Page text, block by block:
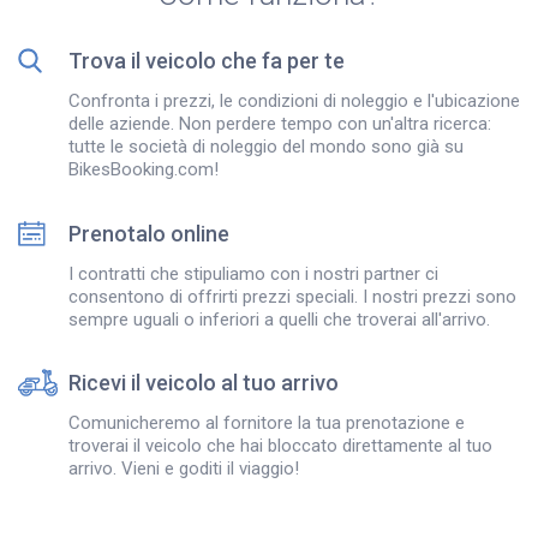
Trova il veicolo che fa per te
Confronta i prezzi, le condizioni di noleggio e l'ubicazione
delle aziende. Non perdere tempo con un'altra ricerca:
tutte le società di noleggio del mondo sono già su
BikesBooking.com!
Prenotalo online
I contratti che stipuliamo con i nostri partner ci
consentono di offrirti prezzi speciali. I nostri prezzi sono
sempre uguali o inferiori a quelli che troverai all'arrivo.
Ricevi il veicolo al tuo arrivo
Comunicheremo al fornitore la tua prenotazione e
troverai il veicolo che hai bloccato direttamente al tuo
arrivo. Vieni e goditi il viaggio!